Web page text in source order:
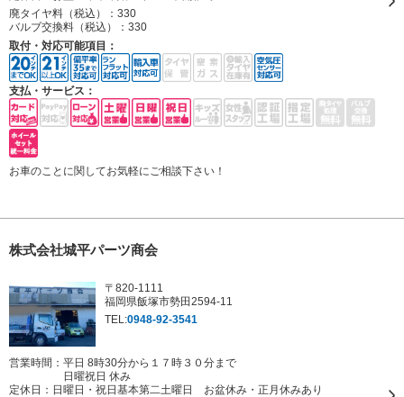
廃タイヤ料（税込）： 330
バルブ交換料（税込）： 330
取付・対応可能項目：
支払・サービス：
お車のことに関してお気軽にご相談下さい！
株式会社城平パーツ商会
〒820-1111
福岡県飯塚市勢田2594-11
TEL:0948-92-3541
営業時間：平日 8時30分から１７時３０分まで
日曜祝日 休み
定休日： 日曜日・祝日基本第二土曜日 お盆休み・正月休みあり